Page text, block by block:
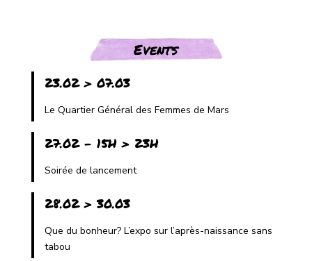
Events
23.02 > 07.03
Le Quartier Général des Femmes de Mars
27.02 - 15H > 23H
Soirée de lancement
28.02 > 30.03
Que du bonheur? L’expo sur l’après-naissance sans
tabou